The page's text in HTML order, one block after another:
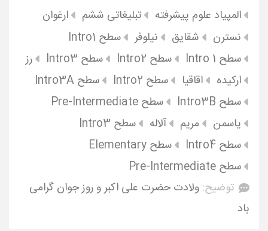
المپیاد علوم پیشرفته
تبلیغاتی ششم
ارغوان
نسترن
شقایق نیلوفر
سطح Intro1
سطح Intro 1
سطح Intro2 سطح Intro3
رز
ارکیده
اقاقیا سطح Intro2
سطح Intro3A
سطح Intro3B
سطح Pre-Intermediate
یاسمن
مریم آلاله
سطح Intro3
سطح Intro4
سطح Elementary
سطح Pre-Intermediate
توضیح: ولادت حضرت علی اکبر و روز جوان گرامی
باد